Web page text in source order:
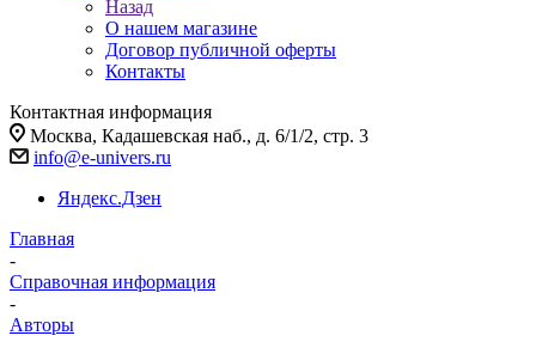
Назад
О нашем магазине
Договор публичной оферты
Контакты
Контактная информация
Москва, Кадашевская наб., д. 6/1/2, стр. 3
info@e-univers.ru
Яндекс.Дзен
Главная
-
Справочная информация
-
Авторы